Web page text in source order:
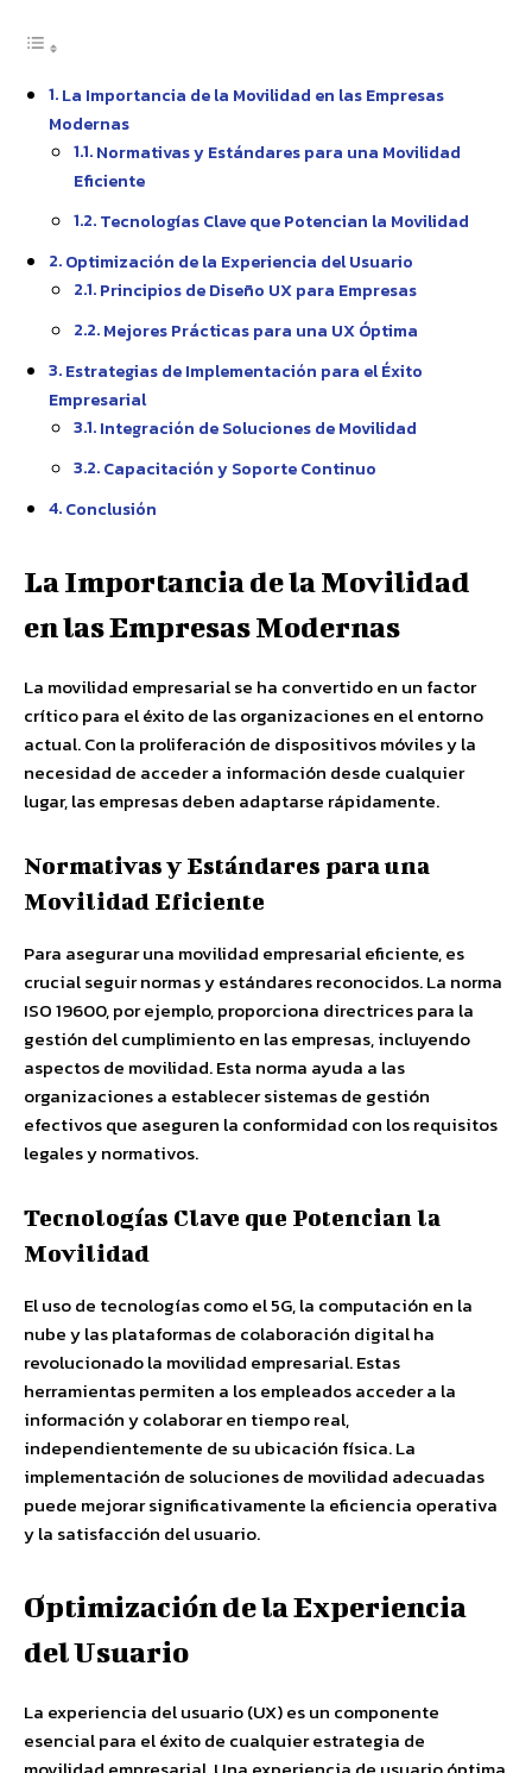
La Importancia de la Movilidad en las Empresas
Modernas
Normativas y Estándares para una Movilidad
Eficiente
Tecnologías Clave que Potencian la Movilidad
Optimización de la Experiencia del Usuario
Principios de Diseño UX para Empresas
Mejores Prácticas para una UX Óptima
Estrategias de Implementación para el Éxito
Empresarial
Integración de Soluciones de Movilidad
Capacitación y Soporte Continuo
Conclusión
La Importancia de la Movilidad
en las Empresas Modernas
La movilidad empresarial se ha convertido en un factor
crítico para el éxito de las organizaciones en el entorno
actual. Con la proliferación de dispositivos móviles y la
necesidad de acceder a información desde cualquier
lugar, las empresas deben adaptarse rápidamente.
Normativas y Estándares para una
Movilidad Eficiente
Para asegurar una movilidad empresarial eficiente, es
crucial seguir normas y estándares reconocidos. La norma
ISO 19600, por ejemplo, proporciona directrices para la
gestión del cumplimiento en las empresas, incluyendo
aspectos de movilidad. Esta norma ayuda a las
organizaciones a establecer sistemas de gestión
efectivos que aseguren la conformidad con los requisitos
legales y normativos.
Tecnologías Clave que Potencian la
Movilidad
El uso de tecnologías como el 5G, la computación en la
nube y las plataformas de colaboración digital ha
revolucionado la movilidad empresarial. Estas
herramientas permiten a los empleados acceder a la
información y colaborar en tiempo real,
independientemente de su ubicación física. La
implementación de soluciones de movilidad adecuadas
puede mejorar significativamente la eficiencia operativa
y la satisfacción del usuario.
Optimización de la Experiencia
del Usuario
La experiencia del usuario (UX) es un componente
esencial para el éxito de cualquier estrategia de